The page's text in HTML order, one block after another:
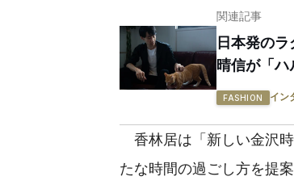
関連記事
日本発の
晴信が「ハ
FASHION イン
香林居は「新しい金沢
たな時間の過ごし方を提